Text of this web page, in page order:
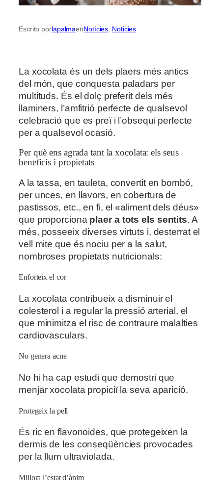
Escrito porlapalmaenNotícies Noticies
La xocolata és un dels plaers més antics
del món, que conquesta paladars per
multituds. És el dolç preferit dels més
llaminers, l’amfitrió perfecte de qualsevol
celebració que es preï i l’obsequi perfecte
per a qualsevol ocasió.
Per què ens agrada tant la xocolata: els seus
beneficis i propietats
A la tassa, en tauleta, convertit en bombó,
per unces, en llavors, en cobertura de
pastissos, etc., en fi, el «aliment dels déus»
que proporciona plaer a tots els sentits. A
més, posseeix diverses virtuts i, desterrat el
vell mite que és nociu per a la salut,
nombroses propietats nutricionals:
Enforteix el cor
La xocolata contribueix a disminuir el
colesterol i a regular la pressió arterial, el
que minimitza el risc de contraure malalties
cardiovasculars.
No genera acne
No hi ha cap estudi que demostri que
menjar xocolata propiciï la seva aparició.
Protegeix la pell
És ric en flavonoides, que protegeixen la
dermis de les conseqüències provocades
per la llum ultraviolada.
Millora l’estat d’ànim